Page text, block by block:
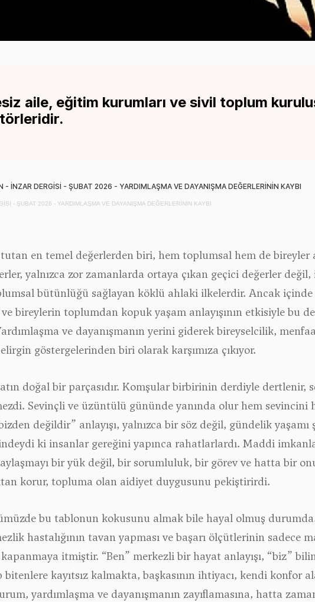
aile, eğitim kurumları ve sivil toplum
- ŞUBAT 2026 - YARDIMLAŞMA VE DAYANIŞMA DEĞERLERİNİN KAYBI
en temel değerlerden biri, hem toplumsal hem de bireyler
yalnızca zor zamanlarda ortaya çıkan geçici değerler değil,
bütünlüğü sağlayan köklü ahlaki ilkelerdir. Ancak içinde
bireylerin toplumdan kopuk yaşam anlayışının etkisiyle bu
ve dayanışmanın yerini giderek bireyselcilik,
göstergelerinden biri olarak karşımıza çıkıyor.
doğal bir parçasıdır. Komşular birbirinin derdiyle dertlenir,
Sevinçli ve üzüntülü gününde yanında olur hem sevincini
değildir” anlayışı, yalnızca bir söz değil, gündelik
ki insanlar gereğini yapınca rahatlarlardı. Maddi
bir yük değil, bir sorumluluk, bir görev ve hatta bir
korur, topluma olan aidiyet duygusunu pekiştirirdi.
bu tablonun kokusunu almak bile hayal olmuş durumda.
hastalığının tavan yapması ve başarı ölçütlerinin sadece
itmiştir. “Ben” merkezli bir hayat anlayışı, “biz”
kayıtsız kalmakta, başkasının ihtiyacı, kendi konfor
yardımlaşma ve dayanışmanın zayıflamasına, hatta